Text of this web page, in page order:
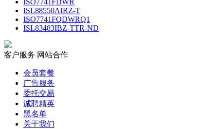
ISL88550AIRZ-T
ISO7741FQDWRQ1
ISL83483IBZ-TTR-ND
客户服务 网站合作
会员套餐
广告服务
委托交易
诚聘精英
黑名单
关于我们